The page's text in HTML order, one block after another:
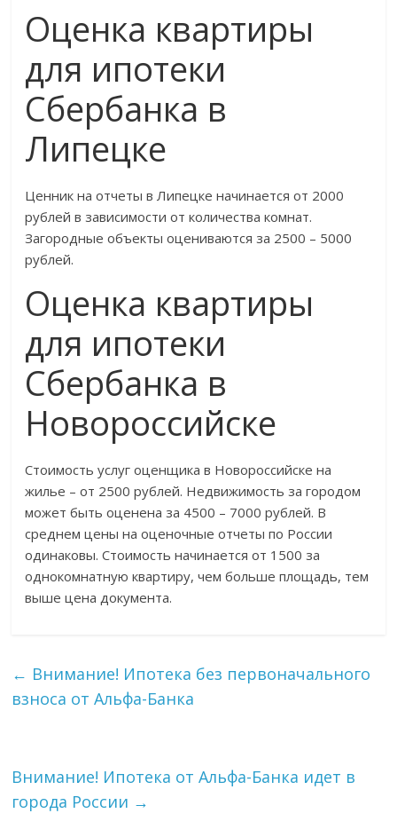
Оценка квартиры
для ипотеки
Сбербанка в
Липецке
Ценник на отчеты в Липецке начинается от 2000
рублей в зависимости от количества комнат.
Загородные объекты оцениваются за 2500 – 5000
рублей.
Оценка квартиры
для ипотеки
Сбербанка в
Новороссийске
Стоимость услуг оценщика в Новороссийске на
жилье – от 2500 рублей. Недвижимость за городом
может быть оценена за 4500 – 7000 рублей. В
среднем цены на оценочные отчеты по России
одинаковы. Стоимость начинается от 1500 за
однокомнатную квартиру, чем больше площадь, тем
выше цена документа.
← Внимание! Ипотека без первоначального
взноса от Альфа-Банка
Внимание! Ипотека от Альфа-Банка идет в
города России →